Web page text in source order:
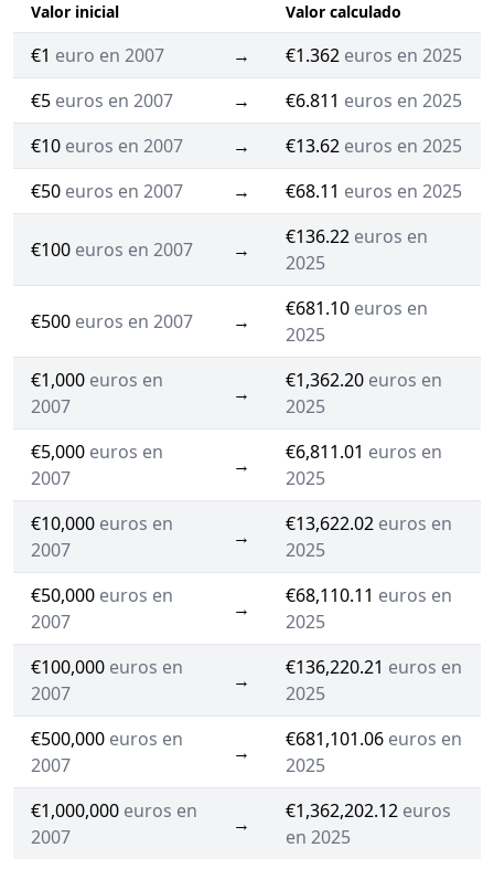
Valor inicial Valor calculado
€1 euro en 2007 → €1.362 euros en 2025
€5 euros en 2007 → €6.811 euros en 2025
€10 euros en 2007 → €13.62 euros en 2025
€50 euros en 2007 → €68.11 euros en 2025
€100 euros en 2007 →
€136.22 euros en
2025
€500 euros en 2007 →
€681.10 euros en
2025
€1,000 euros en
2007
→
€1,362.20 euros en
2025
€5,000 euros en
2007
→
€6,811.01 euros en
2025
€10,000 euros en
2007
→
€13,622.02 euros en
2025
€50,000 euros en
2007
→
€68,110.11 euros en
2025
€100,000 euros en
2007
→
€136,220.21 euros en
2025
€500,000 euros en
2007
→
€681,101.06 euros en
2025
€1,000,000 euros en
2007
→
€1,362,202.12 euros
en 2025